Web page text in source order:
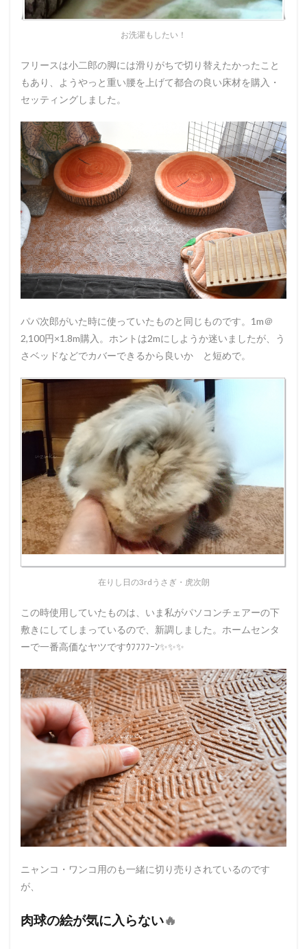
お洗濯もしたい！
フリースは小二郎の脚には滑りがちで切り替えたかったこと
もあり、ようやっと重い腰を上げて都合の良い床材を購入・
セッティングしました。
パパ次郎がいた時に使っていたものと同じものです。1m＠
2,100円×1.8m購入。ホントは2mにしようか迷いましたが、う
さベッドなどでカバーできるから良いか と短めで。
在りし日の3rdうさぎ・虎次朗
この時使用していたものは、いま私がパソコンチェアーの下
敷きにしてしまっているので、新調しました。ホームセンタ
ーで一番高価なヤツですｳﾌﾌﾌﾌｰﾝ✨✨✨
ニャンコ・ワンコ用のも一緒に切り売りされているのです
が、
肉球の絵が気に入らない🔥